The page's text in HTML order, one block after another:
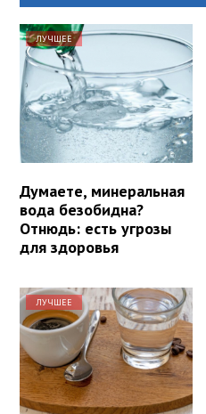
ЛУЧШЕЕ
Думаете, минеральная
вода безобидна?
Отнюдь: есть угрозы
для здоровья
ЛУЧШЕЕ